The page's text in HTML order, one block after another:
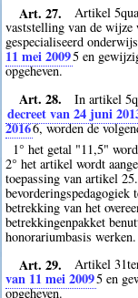
Art. 27.
Artikel
vaststelling van de wijze
gespecialiseerd
11 mei 20095 en
opgeheven.
Art. 28. In artikel
decreet van 24 juni
20166, worden de
1° het getal "11,5"
2° het artikel wordt
toepassing van artikel
bevorderingspedagogiek
betrekking van het
betrekkingenpakket
honorariumbasis
Art. 29. Artikel
van 11 mei 20095 en
opgeheven.